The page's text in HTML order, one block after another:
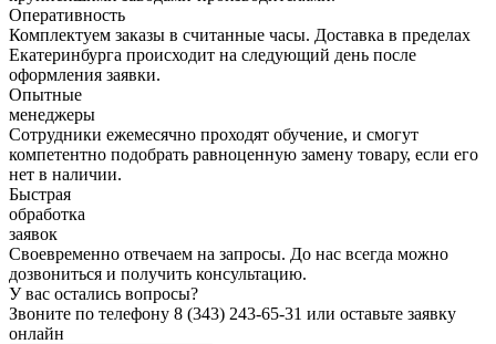
Оперативность
Комплектуем заказы в считанные часы. Доставка в пределах
Екатеринбурга происходит на следующий день после
оформления заявки.
Опытные
менеджеры
Сотрудники ежемесячно проходят обучение, и смогут
компетентно подобрать равноценную замену товару, если его
нет в наличии.
Быстрая
обработка
заявок
Своевременно отвечаем на запросы. До нас всегда можно
дозвониться и получить консультацию.
У вас остались вопросы?
Звоните по телефону 8 (343) 243-65-31 или оставьте заявку
онлайн